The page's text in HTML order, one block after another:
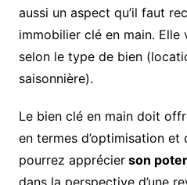
aussi un aspect qu’il faut
immobilier clé en main. Elle
selon le type de bien
saisonnière).
Le bien clé en main doit
en termes d’optimisation et
pourrez apprécierson